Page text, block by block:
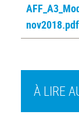
nov2018.pdf
À LIRE